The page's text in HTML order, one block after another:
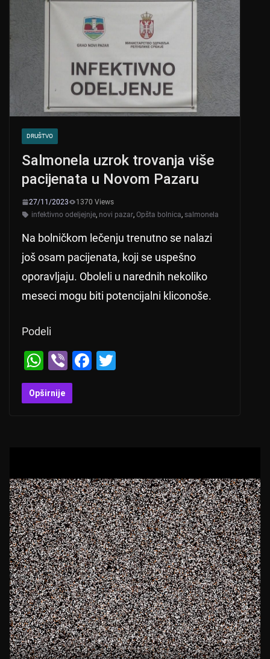
DRUŠTVO
Salmonela uzrok trovanja više
pacijenata u Novom Pazaru
27/11/2023
1370 Views
infektivno odeljejnje, novi pazar, Opšta bolnica, salmonela
Na bolničkom lečenju trenutno se nalazi
još osam pacijenata, koji se uspešno
oporavljaju. Oboleli u narednih nekoliko
meseci mogu biti potencijalni kliconoše.
Podeli
W
h
at
p
Vi
b
er
F
o
k
Opširnije